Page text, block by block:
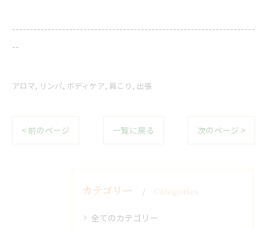
--------------------------------------------------------------------
--
アロマ リンパ ボディケア 肩こり 出張
< 前のページ 一覧に戻る 次のページ >
カテゴリー Categories
全てのカテゴリー